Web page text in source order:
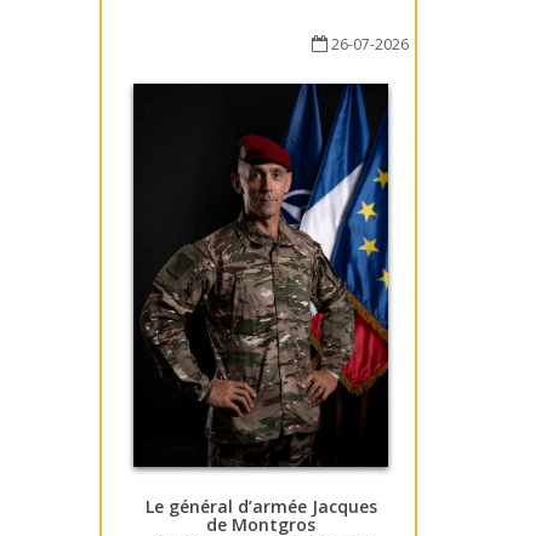
26-07-2026
Le général d’armée Jacques
de Montgros